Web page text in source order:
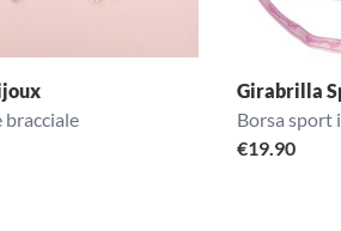
bracciale
Girabrilla
Borsa sport
€19.90